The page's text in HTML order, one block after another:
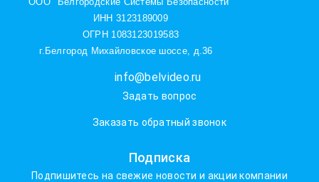
ИНН 3123189009
ОГРН 1083123019583
г.Белгород Михайловское шоссе, д.36
info@belvideo.ru
Задать вопрос
Заказать обратный звонок
Подписка
Подпишитесь на свежие новости и акции компании